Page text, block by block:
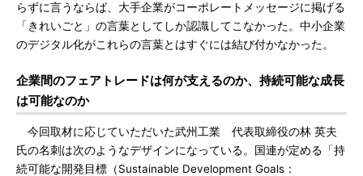
らずに言うならば、大手企業がコーポレートメッセージに掲げる
「きれいごと」の言葉としてしか認識してこなかった。中小企業
のデジタル化がこれらの言葉とはすぐには結び付かなかった。
企業間のフェアトレードは何が支えるのか、持続可能な成長
は可能なのか
今回取材に応じていただいた武州工業 代表取締役の林 英夫
氏の名刺は次のようなデザインになっている。国連が定める「持
続可能な開発目標（Sustainable Development Goals：